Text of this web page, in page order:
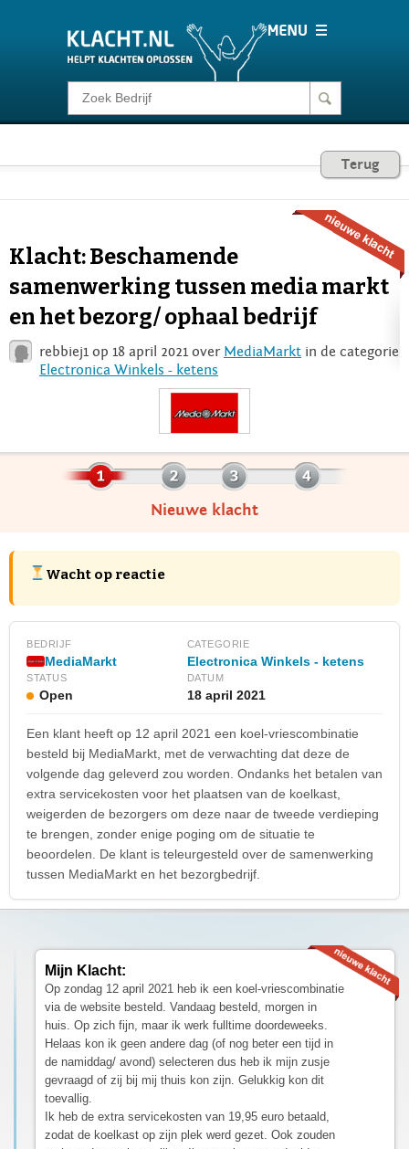
Klacht melden
Consumentenrecht
Voor Bedrijven
Terug
Klacht: Beschamende
samenwerking tussen media markt
en het bezorg/ ophaal bedrijf
rebbiej1 op 18 april 2021 over MediaMarkt in de categorie
Electronica Winkels - ketens
Nieuwe klacht
Wacht op reactie
BEDRIJF
MediaMarkt
CATEGORIE
Electronica Winkels - ketens
STATUS
Open
DATUM
18 april 2021
Een klant heeft op 12 april 2021 een koel-vriescombinatie
besteld bij MediaMarkt, met de verwachting dat deze de
volgende dag geleverd zou worden. Ondanks het betalen van
extra servicekosten voor het plaatsen van de koelkast,
weigerden de bezorgers om deze naar de tweede verdieping
te brengen, zonder enige poging om de situatie te
beoordelen. De klant is teleurgesteld over de samenwerking
tussen MediaMarkt en het bezorgbedrijf.
Mijn Klacht:
Op zondag 12 april 2021 heb ik een koel-vriescombinatie
via de website besteld. Vandaag besteld, morgen in
huis. Op zich fijn, maar ik werk fulltime doordeweeks.
Helaas kon ik geen andere dag (of nog beter een tijd in
de namiddag/ avond) selecteren dus heb ik mijn zusje
gevraagd of zij bij mij thuis kon zijn. Gelukkig kon dit
toevallig.
Ik heb de extra servicekosten van 19,95 euro betaald,
zodat de koelkast op zijn plek werd gezet. Ook zouden